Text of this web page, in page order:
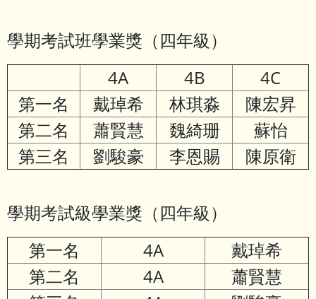
學期考試班學業獎（四年級）
4A
4B
4C
第一名
戴琸希 林琪淼
陳宏昇
第二名
蕭賢慧 魏綺珊
蘇怡
第三名
劉駿豪 李恩賜 陳原衛
學期考試級學業獎（四年級）
第一名
4A
戴琸希
第二名
4A
蕭賢慧